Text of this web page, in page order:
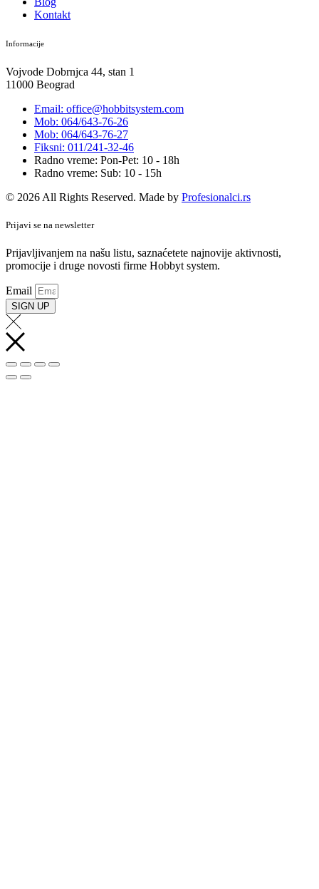
Kontakt
Informacije
Vojvode Dobrnjca 44, stan 1
11000 Beograd
Email: office@hobbitsystem.com
Mob: 064/643-76-26
Mob: 064/643-76-27
Fiksni: 011/241-32-46
Radno vreme: Pon-Pet: 10 - 18h
Radno vreme: Sub: 10 - 15h
© 2026 All Rights Reserved. Made by Profesionalci.rs
Prijavi se na newsletter
Prijavljivanjem na našu listu, saznaćetete najnovije aktivnosti,
promocije i druge novosti firme Hobbyt system.
Email
SIGN UP